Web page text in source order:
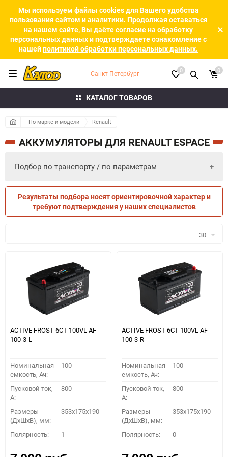
Мы используем файлы cookies для Вашего удобства
пользования сайтом и аналитики. Продолжая оставаться
на нашем сайте, Вы даёте согласие на обработку
персональных данных и подтверждаете ознакомление с
нашейполитикой обработки персональных данных.
КАТАЛОГ ТОВАРОВ
Санкт-Петербург 0 0
По марке и модели Renault
АККУМУЛЯТОРЫ ДЛЯ RENAULT ESPACE
Подбор по транспорту / по параметрам
ПО ТРАНСПОРТУ ПО ПАРАМЕТРАМ
ПОДОБРАТЬ
Результаты подбора носят ориентировочной характер и
требуют подтверждения у наших специалистов
30
30
60
90
ACTIVE FROST 6СТ-100VL АF
100-3-L
Номинальная
емкость, Ач:
100
Пусковой ток,
A:
800
Размеры
(ДхШхВ), мм:
353x175x190
Полярность: 1
ACTIVE FROST 6СТ-100VL АF
100-3-R
Номинальная
емкость, Ач:
100
Пусковой ток,
A:
800
Размеры
(ДхШхВ), мм:
353x175x190
Полярность: 0